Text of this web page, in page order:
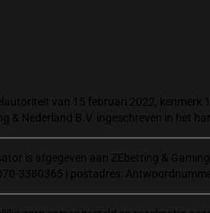
van 15 februari 2022,
& Nederland B.V. ingeschreven in het
is afgegeven aan ZEbetting &
3380365 | postadres: